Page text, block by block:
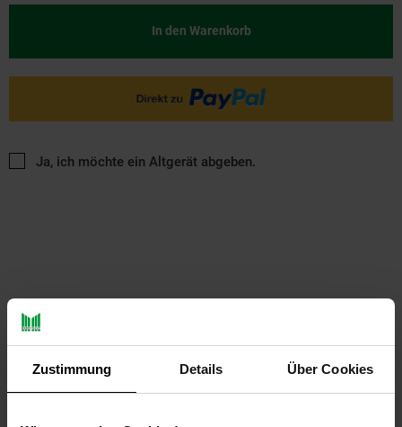
Zustimmung Details Über Cookies
In den Warenkorb
Ja, ich möchte ein Altgerät abgeben.
PAYBACK
Payback Punkte